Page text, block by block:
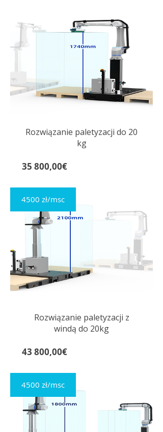
Rozwiązanie paletyzacji do 20
kg
35 800,00€Cena
4500 zł/msc
Rozwiązanie paletyzacji z
windą do 20kg
43 800,00€Cena
4500 zł/msc